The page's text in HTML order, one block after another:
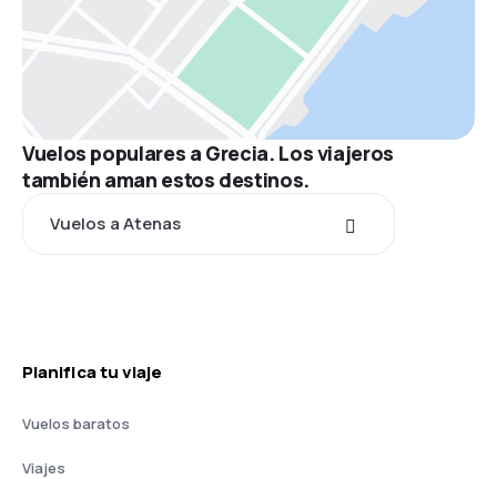
Vuelos populares a Grecia. Los viajeros
también aman estos destinos.
Vuelos a Atenas
Planifica tu viaje
Vuelos baratos
Viajes